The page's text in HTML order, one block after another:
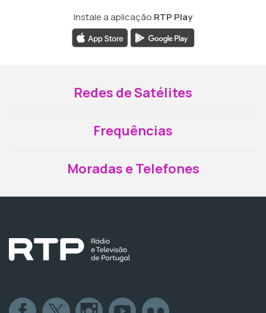
Instale a aplicação RTP Play
Redes de Satélites
Frequências
Moradas e Telefones